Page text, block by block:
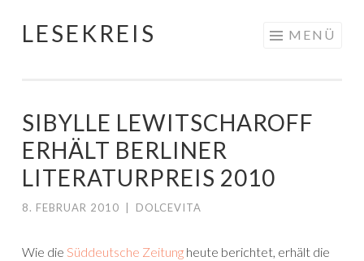
Springe
LESEKREIS MENÜ
SIBYLLE LEWITSCHAROFF
ERHÄLT BERLINER
LITERATURPREIS 2010
8. FEBRUAR 2010 DOLCEVITA
Wie die Süddeutsche Zeitung heute berichtet, erhält die